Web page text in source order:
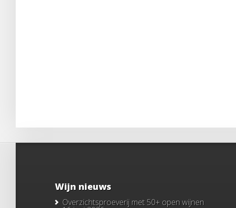
Wijn nieuws
Overzichtsproeverij met 50+ open wijnen